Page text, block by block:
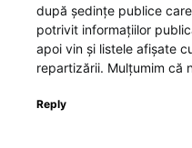
după ședințe publice
potrivit informațiilor
apoi vin și listele afișate
repartizării. Mulțumim că
Reply